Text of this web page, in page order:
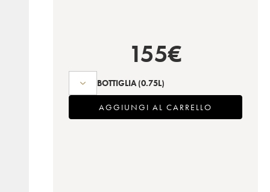
155€
BOTTIGLIA (0.75L)
AGGIUNGI AL CARRELLO